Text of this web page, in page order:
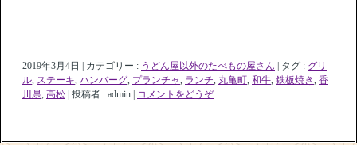
2019年3月4日 カテゴリー : うどん屋以外のたべもの屋さん タグ : グリ
ル, ステーキ, ハンバーグ, プランチャ, ランチ, 丸亀町, 和牛, 鉄板焼き, 香
川県, 高松 投稿者 : admin コメントをどうぞ